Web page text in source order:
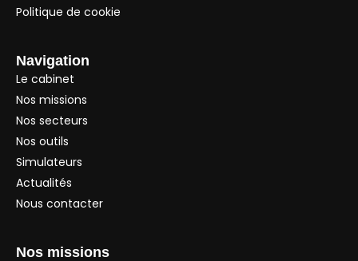
Politique de cookie
Navigation
Le cabinet
Nos missions
Nos secteurs
Nos outils
Simulateurs
Actualités
Nous contacter
Nos missions